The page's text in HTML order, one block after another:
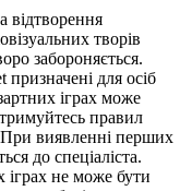
відтворення
творів
забороняється.
для осіб
іграх може
правил
При виявленні перших
до спеціаліста.
іграх не може бути